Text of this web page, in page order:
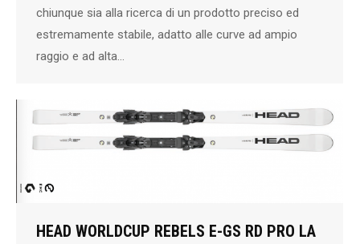
chiunque sia alla ricerca di un prodotto preciso ed
estremamente stabile, adatto alle curve ad ampio
raggio e ad alta…
HEAD WORLDCUP REBELS E-GS RD PRO LA